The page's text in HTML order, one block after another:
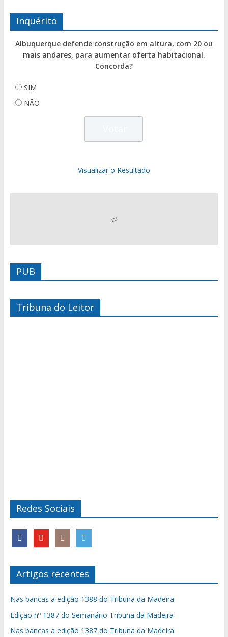
Inquérito
Albuquerque defende construção em altura, com 20 ou
mais andares, para aumentar oferta habitacional.
Concorda?
SIM
NÃO
Visualizar o Resultado
PUB
Tribuna do Leitor
Redes Sociais
Artigos recentes
Nas bancas a edição 1388 do Tribuna da Madeira
Edição nº 1387 do Semanário Tribuna da Madeira
Nas bancas a edição 1387 do Tribuna da Madeira